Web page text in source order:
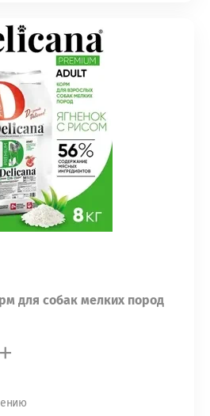
для собак мелких пород
+